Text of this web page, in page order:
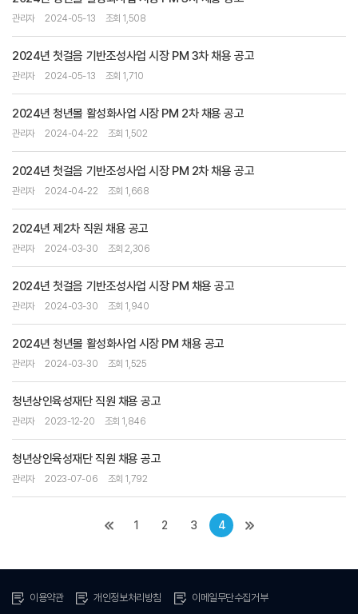
관리자 2024-05-13 조회 1,508
2024년 첫걸음 기반조성사업 시장 PM 3차 채용 공고
관리자 2024-05-13 조회 1,710
2024년 청년몰 활성화사업 시장 PM 2차 채용 공고
관리자 2024-04-22 조회 1,502
2024년 첫걸음 기반조성사업 시장 PM 2차 채용 공고
관리자 2024-04-22 조회 1,668
2024년 제2차 직원 채용 공고
관리자 2024-03-30 조회 2,306
2024년 첫걸음 기반조성사업 시장 PM 채용 공고
관리자 2024-03-30 조회 1,940
2024년 청년몰 활성화사업 시장 PM 채용 공고
관리자 2024-03-30 조회 1,525
청년상인육성재단 직원 채용 공고
관리자 2023-12-20 조회 1,846
청년상인육성재단 직원 채용 공고
관리자 2023-07-06 조회 1,792
1 2 3 4
이용약관 개인정보처리방침 이메일무단수집거부